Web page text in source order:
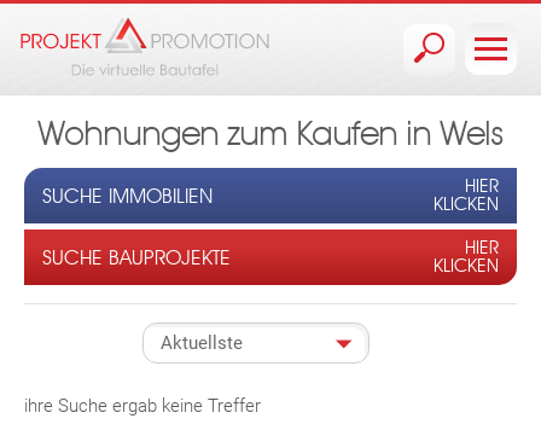
Wohnungen zum Kaufen in Wels
SUCHE IMMOBILIEN
HIER
KLICKEN
SUCHE BAUPROJEKTE
HIER
KLICKEN
ihre Suche ergab keine Treffer